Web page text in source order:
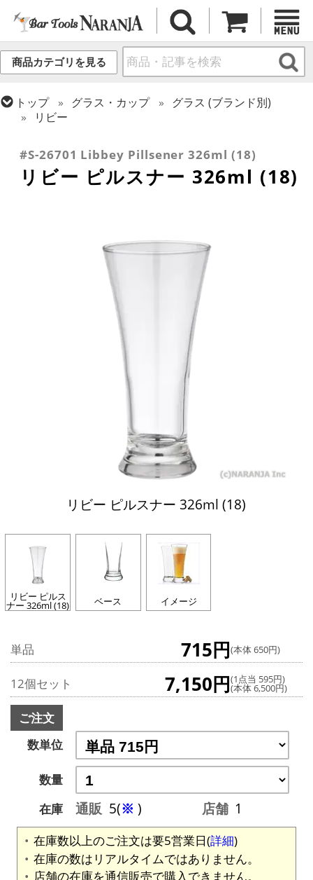
商品カテゴリを見る
トップ グラス・カップ
グラス (ブランド別)
リビー
ビールグラス・ビアグラス
#S-26701 Libbey Pillsener 326ml (18)
リビー ピルスナー 326ml (18)
リビー ピルスナー 326ml (18)
リビー ピルス
ナー 326ml (18) ベース イメージ
単品 715円(本体 650円)
12個セット 7,150円(1点当 595円)
(本体 6,500円)
ご注文
数単位
数量
在庫
通販 5(※ ) 店舗 1
在庫数以上のご注文は要5営業日(詳細)
在庫の数はリアルタイムではありません。
店舗の在庫を通信販売で購入できません。